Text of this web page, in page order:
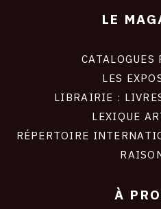
LE
CATALOGUES
LES
LIBRAIRIE :
LEXIQUE
RÉPERTOIRE
À